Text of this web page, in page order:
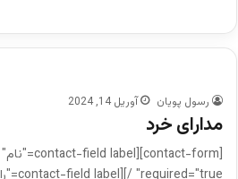
رسول پویان آوریل 14, 2024
مدارای خرد